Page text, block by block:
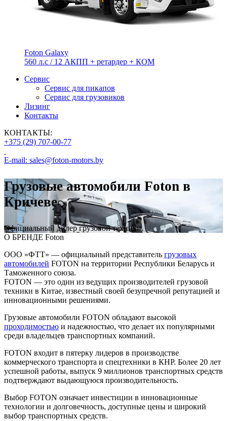
Foton Galaxy
560 л.с / 12 АКПП + ретардер + КОМ
Сервис
Сервис для пикапов
Сервис для грузовиков
Лизинг
Контакты
КОНТАКТЫ:
+375 (29) 707-00-77
E-mail: sales@foton-motors.by
Грузовые автомобили Foton в
Кричеве
Официальный дилер грузовой техники.
О БРЕНДЕ Foton
ООО «ФТТ» — официальный представитель грузовых
автомобилей FOTON на территории Республики Беларусь и
Таможенного союза.
FOTON — это один из ведущих производителей грузовой
техники в Китае, известный своей безупречной репутацией и
инновационными решениями.
Грузовые автомобили FOTON обладают высокой
проходимостью и надежностью, что делает их популярными
среди владельцев транспортных компаний.
FOTON входит в пятерку лидеров в производстве
коммерческого транспорта и спецтехники в КНР. Более 20 лет
успешной работы, выпуск 9 миллионов транспортных средств
подтверждают выдающуюся производительность.
Выбор FOTON означает инвестиции в инновационные
технологии и долговечность, доступные цены и широкий
выбор транспортных средств.